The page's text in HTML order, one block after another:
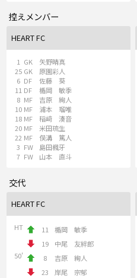
控えメンバー
HEART FC
1 GK
矢野晴真
25 GK
原園彩人
6 DF
佐藤 葵
11 DF
楯岡 敏季
8 MF
吉原 絢⼈
10 MF
浦本 瑠唯
18 MF
稲﨑 湊⾳
20 MF
米田琉生
22 MF
俣溝 篤⼈
3 FW
島田楓牙
7 FW ⼭本 直⽃
交代
HEART FC
HT 11
楯岡 敏季
19
中尾 友絆郎
50'
8
吉原 絢⼈
23
岸尾 宗郁